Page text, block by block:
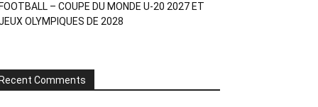
– COUPE DU MONDE U-20 2027 ET
OLYMPIQUES DE 2028
Comments